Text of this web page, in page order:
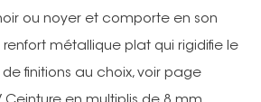
ou noyer et comporte en son
métallique plat qui rigidifie le
finitions au choix, voir page